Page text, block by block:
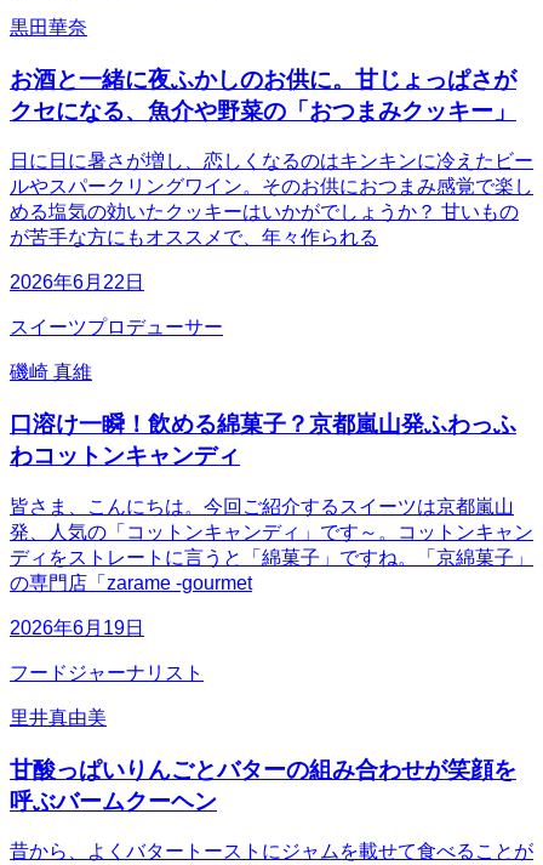
黒田華奈
お酒と一緒に夜ふかしのお供に。甘じょっぱさが
クセになる、魚介や野菜の「おつまみクッキー」
日に日に暑さが増し、恋しくなるのはキンキンに冷えたビー
ルやスパークリングワイン。そのお供におつまみ感覚で楽し
める塩気の効いたクッキーはいかがでしょうか？ 甘いもの
が苦手な方にもオススメで、年々作られる
2026年6月22日
スイーツプロデューサー
磯崎 真維
口溶け一瞬！飲める綿菓子？京都嵐山発ふわっふ
わコットンキャンディ
皆さま、こんにちは。今回ご紹介するスイーツは京都嵐山
発、人気の「コットンキャンディ」です～。コットンキャン
ディをストレートに言うと「綿菓子」ですね。「京綿菓子」
の専門店「zarame -gourmet
2026年6月19日
フードジャーナリスト
里井真由美
甘酸っぱいりんごとバターの組み合わせが笑顔を
呼ぶバームクーヘン
昔から、よくバタートーストにジャムを載せて食べることが